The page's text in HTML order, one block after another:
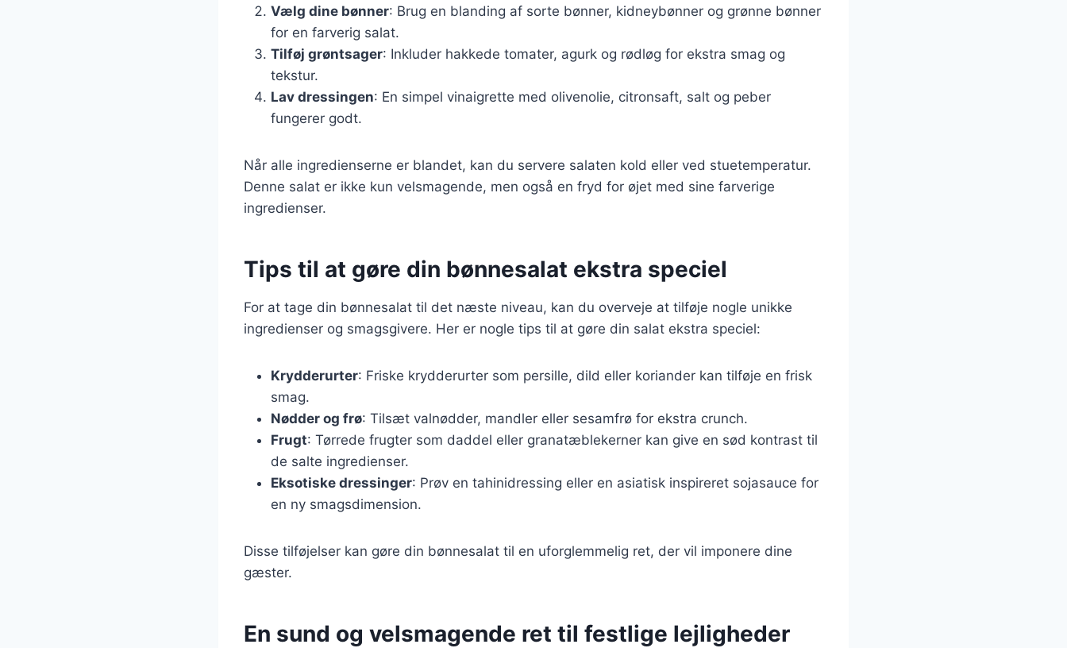
Vælg dine bønner: Brug en blanding af sorte bønner, kidneybønner og grønne bønner
for en farverig salat.
Tilføj grøntsager: Inkluder hakkede tomater, agurk og rødløg for ekstra smag og
tekstur.
Lav dressingen: En simpel vinaigrette med olivenolie, citronsaft, salt og peber
fungerer godt.
Når alle ingredienserne er blandet, kan du servere salaten kold eller ved stuetemperatur.
Denne salat er ikke kun velsmagende, men også en fryd for øjet med sine farverige
ingredienser.
Tips til at gøre din bønnesalat ekstra speciel
For at tage din bønnesalat til det næste niveau, kan du overveje at tilføje nogle unikke
ingredienser og smagsgivere. Her er nogle tips til at gøre din salat ekstra speciel:
Krydderurter: Friske krydderurter som persille, dild eller koriander kan tilføje en frisk
smag.
Nødder og frø: Tilsæt valnødder, mandler eller sesamfrø for ekstra crunch.
Frugt: Tørrede frugter som daddel eller granatæblekerner kan give en sød kontrast til
de salte ingredienser.
Eksotiske dressinger: Prøv en tahinidressing eller en asiatisk inspireret sojasauce for
en ny smagsdimension.
Disse tilføjelser kan gøre din bønnesalat til en uforglemmelig ret, der vil imponere dine
gæster.
En sund og velsmagende ret til festlige lejligheder